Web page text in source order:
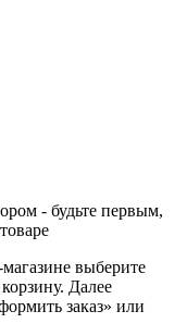
- будьте первым,
выберите
Далее
заказ» или